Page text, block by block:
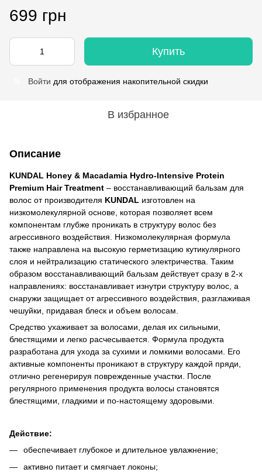
699 грн
Купить
Войти для отображения накопительной скидки
В избранное
Описание
KUNDAL Honey & Macadamia Hydro-Intensive Protein
Premium Hair Treatment – ​​восстанавливающий бальзам для
волос от производителя KUNDAL изготовлен на
низкомолекулярной основе, которая позволяет всем
компонентам глубже проникать в структуру волос без
агрессивного воздействия. Низкомолекулярная формула
также направлена ​​на высокую герметизацию кутикулярного
слоя и нейтрализацию статического электричества. Таким
образом восстанавливающий бальзам действует сразу в 2-х
направлениях: восстанавливает изнутри структуру волос, а
снаружи защищает от агрессивного воздействия, разглаживая
чешуйки, придавая блеск и объем волосам.
Средство ухаживает за волосами, делая их сильными,
блестящими и легко расчесывается. Формула продукта
разработана для ухода за сухими и ломкими волосами. Его
активные компоненты проникают в структуру каждой пряди,
отлично регенерируя поврежденные участки. После
регулярного применения продукта волосы становятся
блестящими, гладкими и по-настоящему здоровыми.
Действие:
обеспечивает глубокое и длительное увлажнение;
активно питает и смягчает локоны;